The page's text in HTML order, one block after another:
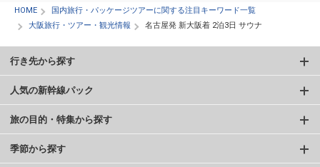
HOME
国内旅行・パッケージツアーに関する注目キーワード一覧
大阪旅行・ツアー・観光情報
名古屋発 新大阪着 2泊3日 サウナ
行き先から探す
人気の新幹線パック
旅の目的・特集から探す
季節から探す